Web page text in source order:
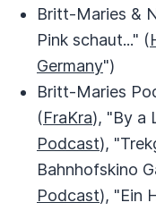
Britt-Maries &
Pink schaut..." (
Germany")
Britt-Maries
(FraKra), "By a
Podcast),
Bahnhofskino
Podcast), "Ein